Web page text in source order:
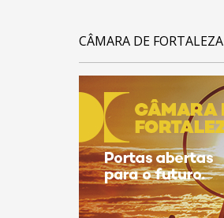
CÂMARA DE FORTALEZA